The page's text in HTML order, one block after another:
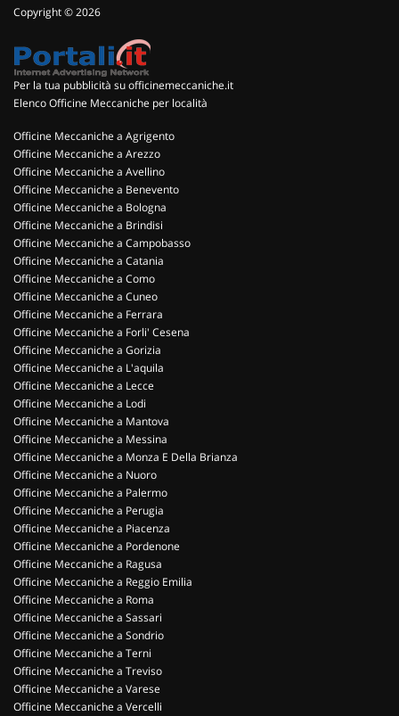
Copyright © 2026
Per la tua pubblicità su officinemeccaniche.it
Elenco Officine Meccaniche per località
Officine Meccaniche a Agrigento
Officine Meccaniche a Arezzo
Officine Meccaniche a Avellino
Officine Meccaniche a Benevento
Officine Meccaniche a Bologna
Officine Meccaniche a Brindisi
Officine Meccaniche a Campobasso
Officine Meccaniche a Catania
Officine Meccaniche a Como
Officine Meccaniche a Cuneo
Officine Meccaniche a Ferrara
Officine Meccaniche a Forli' Cesena
Officine Meccaniche a Gorizia
Officine Meccaniche a L'aquila
Officine Meccaniche a Lecce
Officine Meccaniche a Lodi
Officine Meccaniche a Mantova
Officine Meccaniche a Messina
Officine Meccaniche a Monza E Della Brianza
Officine Meccaniche a Nuoro
Officine Meccaniche a Palermo
Officine Meccaniche a Perugia
Officine Meccaniche a Piacenza
Officine Meccaniche a Pordenone
Officine Meccaniche a Ragusa
Officine Meccaniche a Reggio Emilia
Officine Meccaniche a Roma
Officine Meccaniche a Sassari
Officine Meccaniche a Sondrio
Officine Meccaniche a Terni
Officine Meccaniche a Treviso
Officine Meccaniche a Varese
Officine Meccaniche a Vercelli